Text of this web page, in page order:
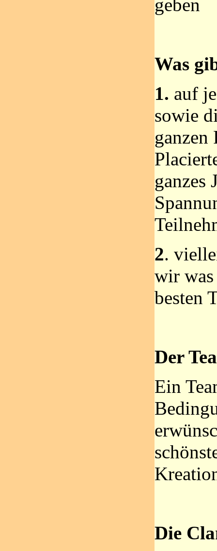
geben
Was
1. auf
sowie
ganzen
ganzes
2.
wir
besten
Der
Ein
Die